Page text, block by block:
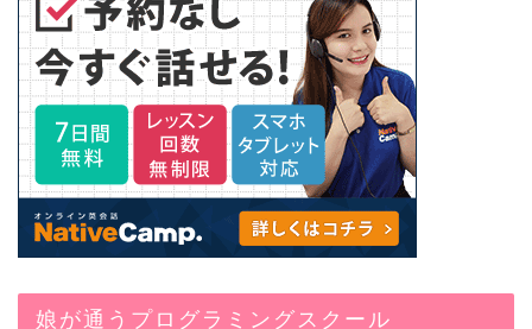
娘が通うプログラミングスクール